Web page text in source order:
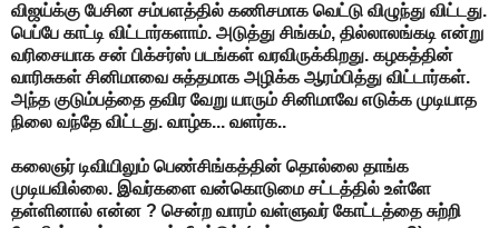
விஜய்க்கு பேசின சம்பளத்தில் கணிசமாக வெட்டு விழுந்து விட்டது.
பெப்பே காட்டி விட்டார்களாம். அடுத்து சிங்கம், தில்லாலங்கடி என்று
வரிசையாக சன் பிக்சர்ஸ் படங்கள் வரவிருக்கிறது. கழகத்தின்
வாரிசுகள் சினிமாவை சுத்தமாக அழிக்க ஆரம்பித்து விட்டார்கள்.
அந்த குடும்பத்தை தவிர வேறு யாரும் சினிமாவே எடுக்க முடியாத
நிலை வந்தே விட்டது. வாழ்க... வளர்க..
கலைஞர் டிவியிலும் பெண்சிங்கத்தின் தொல்லை தாங்க
முடியவில்லை. இவர்களை வன்கொடுமை சட்டத்தில் உள்ளே
தள்ளினால் என்ன ? சென்ற வாரம் வள்ளுவர் கோட்டத்தை சுற்றி